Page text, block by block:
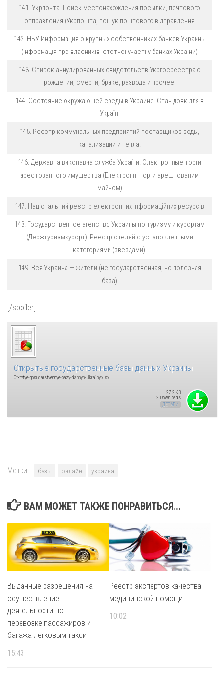
141. Укрпочта. Поиск местонахождения посылки, почтового
отправления (Укрпошта, пошук поштового відправлення
142. НБУ Информация о крупных собственниках банков Украины
(Інформація про власників істотної участі у банках України)
143. Список аннулированных свидетельств Укргосреестра о
рождении, смерти, браке, развода и прочее.
144. Состояние окружающей среды в Украине. Стан довкілля в
Україні
145. Реестр коммунальных предприятий поставщиков воды,
канализации и тепла.
146. Державна виконавча служба України. Электронные торги
арестованного имущества (Електронні торги арештованим
майном)
147. Національний реєстр електронних інформаційних ресурсів
148. Государственное агенство Украины по туризму и курортам
(Держтуризмкурорт). Реестр отелей с установленными
категориями (звездами).
149. Вся Украина — жители (не государственная, но полезная
база)
[/spoiler]
Открытые государственные базы данных Украины
Otkrytye-gosudarstvennye-bazy-dannyh-Ukrainy.xlsx
27.2 KB
2 Downloads
ДЕТАЛИ
Метки: базы онлайн украина
ВАМ МОЖЕТ ТАКЖЕ ПОНРАВИТЬСЯ...
Выданные разрешения на
осуществление
деятельности по
перевозке пассажиров и
багажа легковым такси
15:43
Реестр экспертов качества
медицинской помощи
10:02